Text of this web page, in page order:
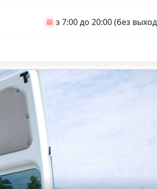
з 7:00 до 20:00 (без